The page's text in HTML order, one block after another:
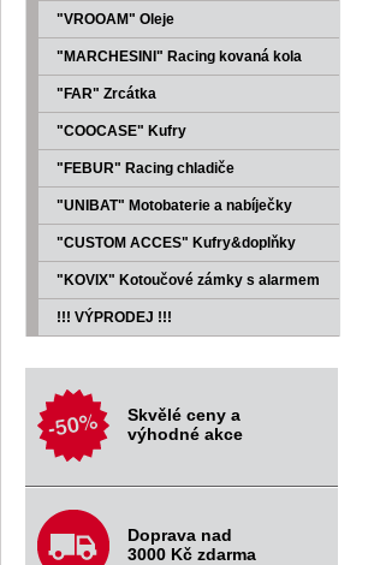
"VROOAM" Oleje
"MARCHESINI" Racing kovaná kola
"FAR" Zrcátka
"COOCASE" Kufry
"FEBUR" Racing chladiče
"UNIBAT" Motobaterie a nabíječky
"CUSTOM ACCES" Kufry&doplňky
"KOVIX" Kotoučové zámky s alarmem
!!! VÝPRODEJ !!!
Skvělé ceny a
výhodné akce
Doprava nad
3000 Kč zdarma